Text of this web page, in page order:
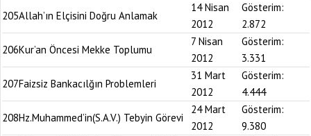
205Allah’ın Elçisini Doğru Anlamak
14 Nisan
2012
Gösterim:
2.872
206Kur’an Öncesi Mekke Toplumu
7 Nisan
2012
Gösterim:
3.331
207Faizsiz Bankacılğın Problemleri
31 Mart
2012
Gösterim:
4.444
208Hz.Muhammed’in(S.A.V.) Tebyin Görevi
24 Mart
2012
Gösterim:
9.380